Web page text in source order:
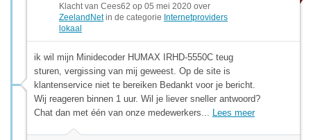
Klacht van Cees62 op 05 mei 2020 over
ZeelandNetin de categorie Internetproviders
lokaal
ik wil mijn Minidecoder HUMAX IRHD-5550C teug
sturen, vergissing van mij geweest. Op de site is
klantenservice niet te bereiken Bedankt voor je bericht.
Wij reageren binnen 1 uur. Wil je liever sneller antwoord?
Chat dan met één van onze medewerkers... Lees meer